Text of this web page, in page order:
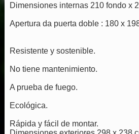
Dimensiones internas 210 fondo x
Apertura da puerta doble : 180 x
Resistente y sostenible.
No tiene mantenimiento.
A prueba de fuego.
Ecológica.
Rápida y fácil de montar.